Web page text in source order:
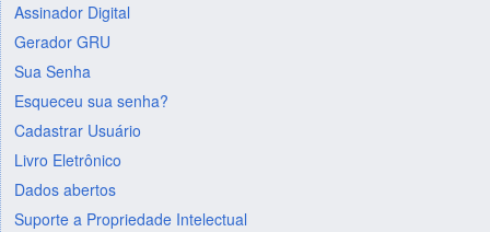
Assinador Digital
Gerador GRU
Sua Senha
Esqueceu sua senha?
Cadastrar Usuário
Livro Eletrônico
Dados abertos
Suporte a Propriedade Intelectual